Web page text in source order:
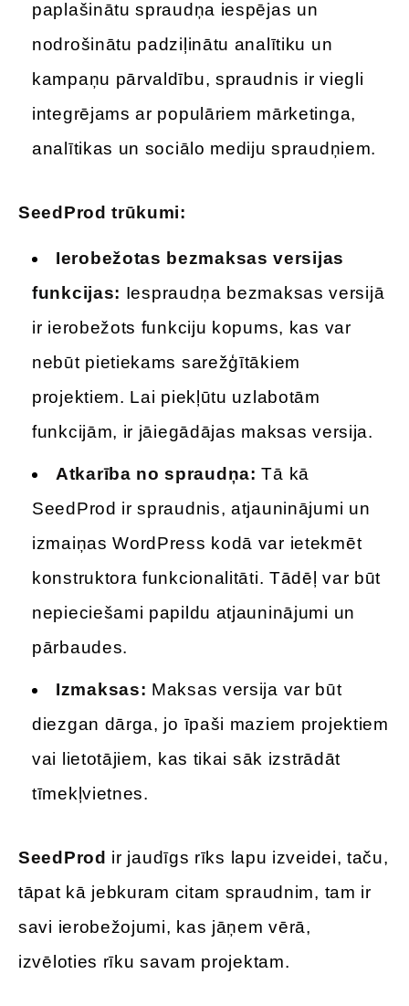
paplašinātu spraudņa iespējas un
nodrošinātu padziļinātu analītiku un
kampaņu pārvaldību, spraudnis ir viegli
integrējams ar populāriem mārketinga,
analītikas un sociālo mediju spraudņiem.
SeedProd trūkumi:
Ierobežotas bezmaksas versijas
funkcijas: Iespraudņa bezmaksas versijā
ir ierobežots funkciju kopums, kas var
nebūt pietiekams sarežģītākiem
projektiem. Lai piekļūtu uzlabotām
funkcijām, ir jāiegādājas maksas versija.
Atkarība no spraudņa: Tā kā
SeedProd ir spraudnis, atjauninājumi un
izmaiņas WordPress kodā var ietekmēt
konstruktora funkcionalitāti. Tādēļ var būt
nepieciešami papildu atjauninājumi un
pārbaudes.
Izmaksas: Maksas versija var būt
diezgan dārga, jo īpaši maziem projektiem
vai lietotājiem, kas tikai sāk izstrādāt
tīmekļvietnes.
SeedProd ir jaudīgs rīks lapu izveidei, taču,
tāpat kā jebkuram citam spraudnim, tam ir
savi ierobežojumi, kas jāņem vērā,
izvēloties rīku savam projektam.